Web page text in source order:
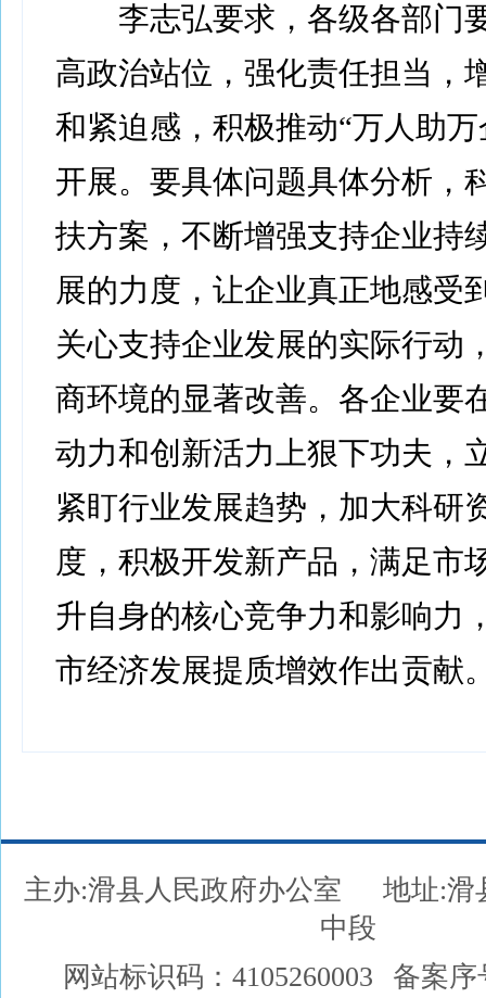
李志弘要求，各级各部门
高政治站位，强化责任担当，
和紧迫感，积极推动“万人助
开展。要具体问题具体分析，
扶方案，不断增强支持企业持
展的力度，让企业真正地感受
关心支持企业发展的实际行动
商环境的显著改善。各企业要
动力和创新活力上狠下功夫，
紧盯行业发展趋势，加大科研
度，积极开发新产品，满足市
升自身的核心竞争力和影响力
市经济发展提质增效作出贡献
主办:滑县人民政府办公室
地址:滑
中段
网站标识码：4105260003
备案序